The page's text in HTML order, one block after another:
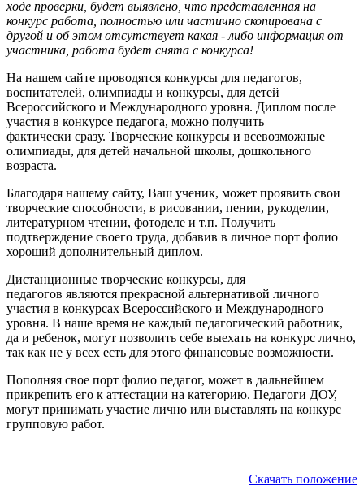
ходе проверки, будет выявлено, что представленная на
конкурс работа, полностью или частично скопирована с
другой и об этом отсутствует какая - либо информация от
участника, работа будет снята с конкурса!
На нашем сайте проводятся конкурсы для педагогов,
воспитателей, олимпиады и конкурсы, для детей
Всероссийского и Международного уровня. Диплом после
участия в конкурсе педагога, можно получить
фактически сразу. Творческие конкурсы и всевозможные
олимпиады, для детей начальной школы, дошкольного
возраста.
Благодаря нашему сайту, Ваш ученик, может проявить свои
творческие способности, в рисовании, пении, рукоделии,
литературном чтении, фотоделе и т.п. Получить
подтверждение своего труда, добавив в личное порт фолио
хороший дополнительный диплом.
Дистанционные творческие конкурсы, для
педагогов являются прекрасной альтернативой личного
участия в конкурсах Всероссийского и Международного
уровня. В наше время не каждый педагогический работник,
да и ребенок, могут позволить себе выехать на конкурс лично,
так как не у всех есть для этого финансовые возможности.
Пополняя свое порт фолио педагог, может в дальнейшем
прикрепить его к аттестации на категорию. Педагоги ДОУ,
могут принимать участие лично или выставлять на конкурс
групповую работ.
Скачать положение